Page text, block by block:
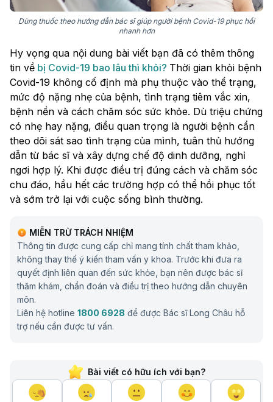
Dùng thuốc theo hướng dẫn bác sĩ giúp người bệnh Covid-19 phục hồi
nhanh hơn
Hy vọng qua nội dung bài viết bạn đã có thêm thông
tin về bị Covid-19 bao lâu thì khỏi? Thời gian khỏi bệnh
Covid-19 không cố định mà phụ thuộc vào thể trạng,
mức độ nặng nhẹ của bệnh, tình trạng tiêm vắc xin,
bệnh nền và cách chăm sóc sức khỏe. Dù triệu chứng
có nhẹ hay nặng, điều quan trọng là người bệnh cần
theo dõi sát sao tình trạng của mình, tuân thủ hướng
dẫn từ bác sĩ và xây dựng chế độ dinh dưỡng, nghỉ
ngơi hợp lý. Khi được điều trị đúng cách và chăm sóc
chu đáo, hầu hết các trường hợp có thể hồi phục tốt
và sớm trở lại với cuộc sống bình thường.
MIỄN TRỪ TRÁCH NHIỆM
Thông tin được cung cấp chỉ mang tính chất tham khảo,
không thay thế ý kiến tham vấn y khoa. Trước khi đưa ra
quyết định liên quan đến sức khỏe, bạn nên được bác sĩ
thăm khám, chẩn đoán và điều trị theo hướng dẫn chuyên
môn.
Liên hệ hotline 1800 6928 để được Bác sĩ Long Châu hỗ
trợ nếu cần được tư vấn.
Bài viết có hữu ích với bạn?